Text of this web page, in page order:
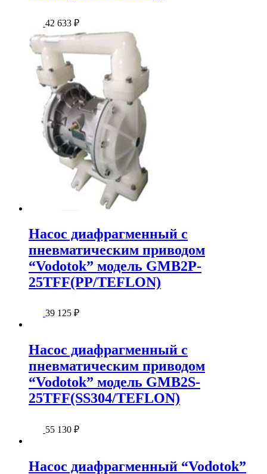
42 633 ₽
Насос диафрагменный с
пневматическим приводом
“Vodotok” модель GMB2P-
25TFF(PP/TEFLON)
39 125 ₽
Насос диафрагменный с
пневматическим приводом
“Vodotok” модель GMB2S-
25TFF(SS304/TEFLON)
55 130 ₽
Насос диафрагменный “Vodotok”